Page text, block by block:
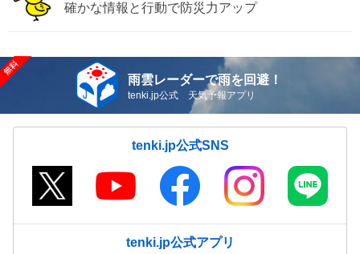
確かな情報と行動で防災力アップ
雨雲レーダーで雨を回避！
tenki.jp公式 天気予報アプリ
tenki.jp公式SNS
tenki.jp公式アプリ